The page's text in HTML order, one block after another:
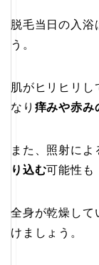
脱毛当日の入浴
う。
肌がヒリヒリし
なり 痒みや赤み
また、照射によ
り込む可能性も
全身が乾燥して
けましょう。